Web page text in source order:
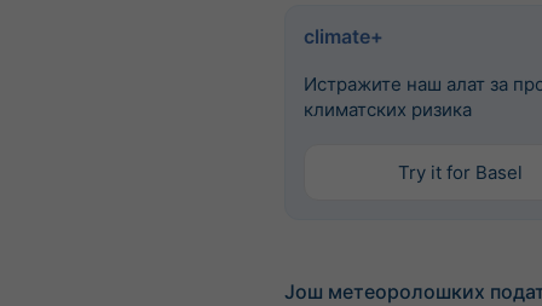
climate+
Истражите наш алат за
климатских ризика
Try it for Basel
Још метеоролошких